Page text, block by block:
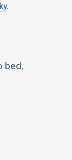
.
bed,